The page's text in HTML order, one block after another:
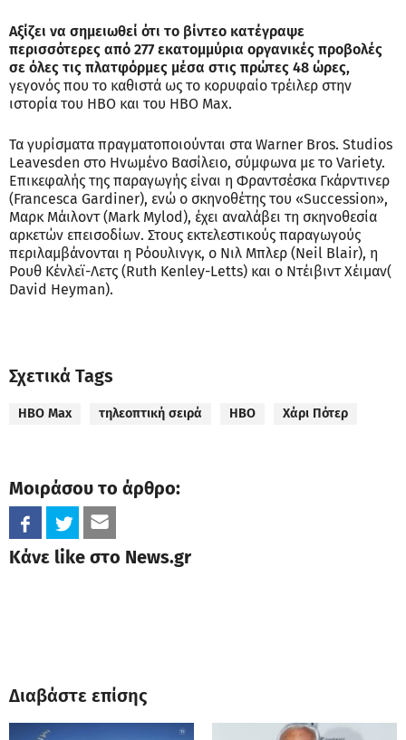
Αξίζει να σημειωθεί ότι το βίντεο κατέγραψε
περισσότερες από 277 εκατομμύρια οργανικές προβολές
σε όλες τις πλατφόρμες μέσα στις πρώτες 48 ώρες,
γεγονός που το καθιστά ως το κορυφαίο τρέιλερ στην
ιστορία του HBO και του HBO Max.
Τα γυρίσματα πραγματοποιούνται στα Warner Bros. Studios
Leavesden στο Ηνωμένο Βασίλειο, σύμφωνα με το Variety.
Επικεφαλής της παραγωγής είναι η Φραντσέσκα Γκάρντινερ
(Francesca Gardiner), ενώ ο σκηνοθέτης του «Succession»,
Μαρκ Μάιλοντ (Mark Mylod), έχει αναλάβει τη σκηνοθεσία
αρκετών επεισοδίων. Στους εκτελεστικούς παραγωγούς
περιλαμβάνονται η Ρόουλινγκ, ο Νιλ Μπλερ (Neil Blair), η
Ρουθ Κένλεϊ-Λετς (Ruth Kenley-Letts) και ο Ντέιβιντ Χέιμαν(
David Heyman).
Σχετικά Tags
HBO Max τηλεοπτική σειρά HBO Χάρι Πότερ
Μοιράσου το άρθρο:
Κάνε like στο News.gr
Διαβάστε επίσης